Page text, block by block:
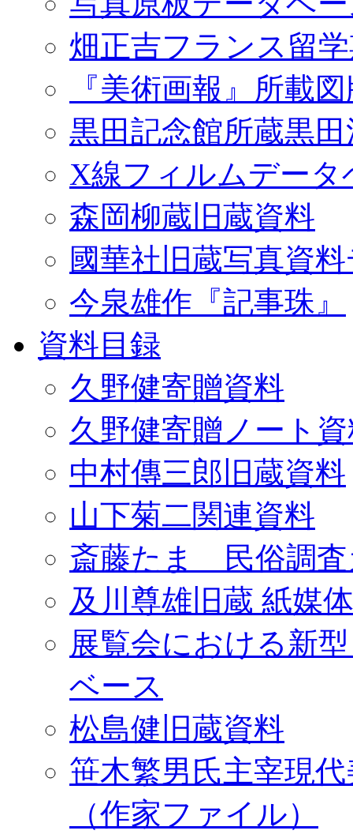
畑正吉フランス留
『美術画報』所載
黒田記念館所蔵黒
X線フィルムデータ
森岡柳蔵旧蔵資料
國華社旧蔵写真資
今泉雄作『記事珠』
資料目録
久野健寄贈資料
久野健寄贈ノート
中村傳三郎旧蔵資料
山下菊二関連資料
斎藤たま 民俗調査
及川尊雄旧蔵 紙媒
展覧会における新
ベース
松島健旧蔵資料
笹木繁男氏主宰現
（作家ファイル）